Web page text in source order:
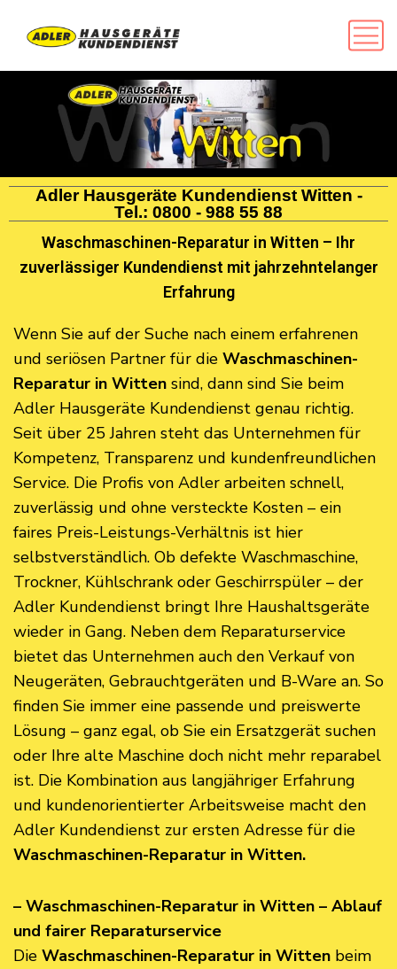
Adler Hausgeräte Kundendienst Witten -
Tel.: 0800 - 988 55 88
Waschmaschinen-Reparatur in Witten – Ihr
zuverlässiger Kundendienst mit jahrzehntelanger
Erfahrung
Wenn Sie auf der Suche nach einem erfahrenen
und seriösen Partner für die Waschmaschinen-
Reparatur in Witten sind, dann sind Sie beim
Adler Hausgeräte Kundendienst genau richtig.
Seit über 25 Jahren steht das Unternehmen für
Kompetenz, Transparenz und kundenfreundlichen
Service. Die Profis von Adler arbeiten schnell,
zuverlässig und ohne versteckte Kosten – ein
faires Preis-Leistungs-Verhältnis ist hier
selbstverständlich. Ob defekte Waschmaschine,
Trockner, Kühlschrank oder Geschirrspüler – der
Adler Kundendienst bringt Ihre Haushaltsgeräte
wieder in Gang. Neben dem Reparaturservice
bietet das Unternehmen auch den Verkauf von
Neugeräten, Gebrauchtgeräten und B-Ware an. So
finden Sie immer eine passende und preiswerte
Lösung – ganz egal, ob Sie ein Ersatzgerät suchen
oder Ihre alte Maschine doch nicht mehr reparabel
ist. Die Kombination aus langjähriger Erfahrung
und kundenorientierter Arbeitsweise macht den
Adler Kundendienst zur ersten Adresse für die
Waschmaschinen-Reparatur in Witten.
– Waschmaschinen-Reparatur in Witten – Ablauf
und fairer Reparaturservice
Die Waschmaschinen-Reparatur in Witten beim